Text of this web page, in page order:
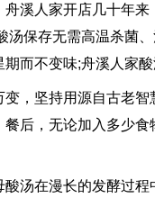
人家开店几十年来
汤保存无需高温杀菌
而不变味;舟溪人家
坚持用源自古老智
后，无论加入多少
在漫长的发酵过程